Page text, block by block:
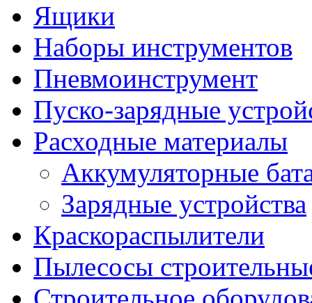
Ящики
Наборы инструментов
Пневмоинструмент
Пуско-зарядные
Расходные материалы
Аккумуляторные
Зарядные устройства
Краскораспылители
Пылесосы